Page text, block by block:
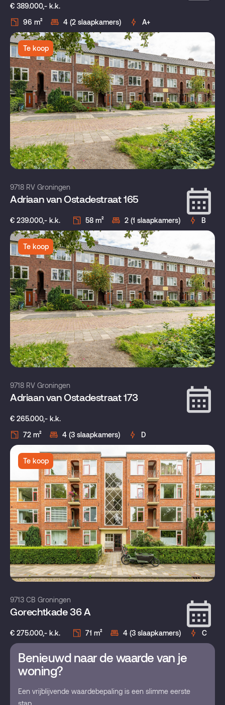
€ 389.000,- k.k.
96 m²
4 (2 slaapkamers) A+
Te koop
9718 RV Groningen
Adriaan van Ostadestraat 165
€ 239.000,- k.k. 58 m² 2 (1 slaapkamers) B
Te koop
9718 RV Groningen
Adriaan van Ostadestraat 173
€ 265.000,- k.k.
72 m²
4 (3 slaapkamers) D
Te koop
9713 CB Groningen
Gorechtkade 36 A
€ 275.000,- k.k. 71 m² 4 (3 slaapkamers) C
Benieuwd naar de waarde van je
woning?
Een vrijblijvende waardebepaling is een slimme eerste